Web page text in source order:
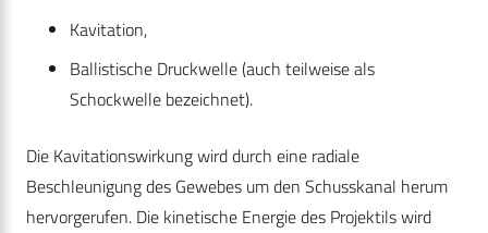
Kavitation,
Ballistische Druckwelle (auch teilweise als
Schockwelle bezeichnet).
Die Kavitationswirkung wird durch eine radiale
Beschleunigung des Gewebes um den Schusskanal herum
hervorgerufen. Die kinetische Energie des Projektils wird